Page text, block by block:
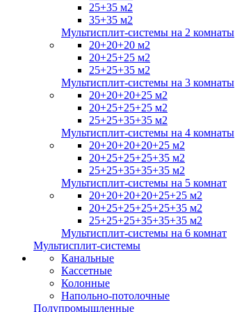
25+35 м2
35+35 м2
Мультисплит-системы на 2 комнаты
20+20+20 м2
20+25+25 м2
25+25+35 м2
Мультисплит-системы на 3 комнаты
20+20+20+25 м2
20+25+25+25 м2
25+25+35+35 м2
Мультисплит-системы на 4 комнаты
20+20+20+20+25 м2
20+25+25+25+35 м2
25+25+35+35+35 м2
Мультисплит-системы на 5 комнат
20+20+20+20+25+25 м2
20+25+25+25+25+35 м2
25+25+25+35+35+35 м2
Мультисплит-системы на 6 комнат
Мультисплит-системы
Канальные
Кассетные
Колонные
Напольно-потолочные
Полупромышленные